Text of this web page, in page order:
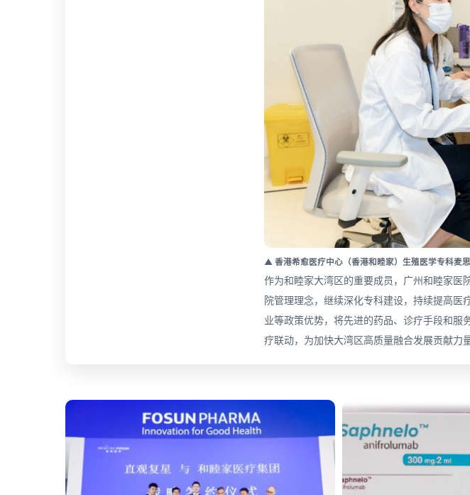
▲ 香港希愈医疗中心（香港和睦家）生殖医学专科麦
作为和睦家大湾区的重要成员，广州和睦家医
院管理理念，继续深化专科建设，持续提高
业等政策优势，将先进的药品、诊疗手段和服
疗联动，为加快大湾区高质量融合发展贡献力量